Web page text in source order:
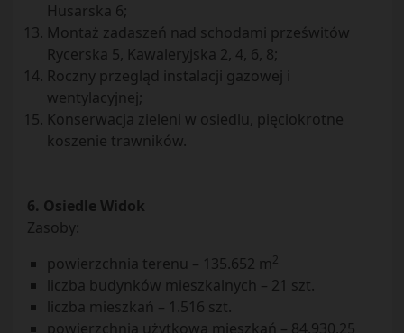
Husarska 6;
Montaż zadaszeń nad schodami prześwitów
Rycerska 5, Kawaleryjska 2, 4, 6, 8;
Roczny przegląd instalacji gazowej i
wentylacyjnej;
Konserwacja zieleni w osiedlu, pięciokrotne
koszenie trawników.
6. Osiedle Widok
Zasoby:
powierzchnia terenu – 135.652 m2
liczba budynków mieszkalnych – 21 szt.
liczba mieszkań – 1.516 szt.
powierzchnia użytkowa mieszkań – 84.930,25